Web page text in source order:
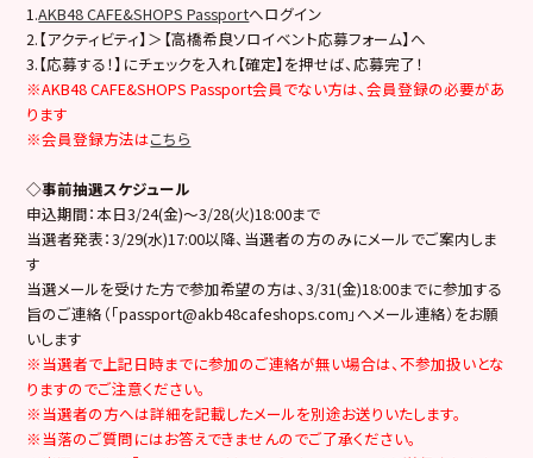
1.AKB48 CAFE&SHOPS Passportへログイン
2.【アクティビティ】＞【高橋希良ソロイベント応募フォーム】へ
3.【応募する！】にチェックを入れ【確定】を押せば、応募完了！
※AKB48 CAFE&SHOPS Passport会員でない方は、会員登録の必要があ
ります
※会員登録方法はこちら
◇事前抽選スケジュール
申込期間：本日3/24(金)～3/28(火)18:00まで
当選者発表：3/29(水)17:00以降、当選者の方のみにメールでご案内しま
す
当選メールを受けた方で参加希望の方は、3/31(金)18:00までに参加する
旨のご連絡（「passport@akb48cafeshops.com」へメール連絡）をお願
いします
※当選者で上記日時までに参加のご連絡が無い場合は、不参加扱いとな
りますのでご注意ください。
※当選者の方へは詳細を記載したメールを別途お送りいたします。
※当落のご質問にはお答えできませんのでご了承ください。